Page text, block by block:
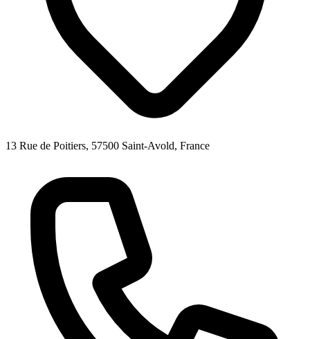
13 Rue de Poitiers, 57500 Saint-Avold, France